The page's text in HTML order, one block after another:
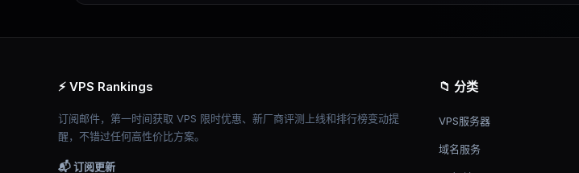
⚡ VPS Rankings
订阅邮件，第一时间获取 VPS 限时优惠、新厂商评测上线和排行榜变动提
醒，不错过任何高性价比方案。
📬 订阅更新
📁 分类
VPS服务器
域名服务